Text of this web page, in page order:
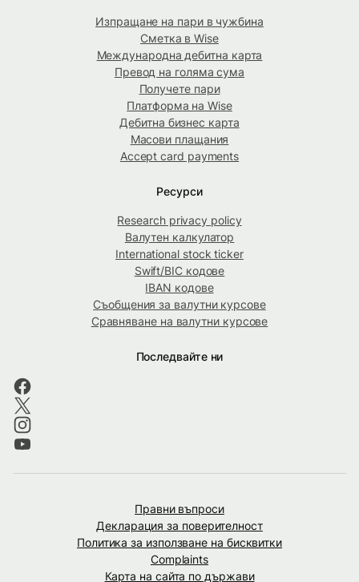
Изпращане на пари в чужбина
Сметка в Wise
Международна дебитна карта
Превод на голяма сума
Получете пари
Платформа на Wise
Дебитна бизнес карта
Масови плащания
Accept card payments
Ресурси
Research privacy policy
Валутен калкулатор
International stock ticker
Swift/BIC кодове
IBAN кодове
Съобщения за валутни курсове
Сравняване на валутни курсове
Последвайте ни
Правни въпроси
Декларация за поверителност
Политика за използване на бисквитки
Complaints
Карта на сайта по държави